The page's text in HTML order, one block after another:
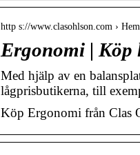
http s://www.clasohlson.com ›
Ergonomi | Köp
Med hjälp av en
lågprisbutikerna, till
Köp Ergonomi från Clas